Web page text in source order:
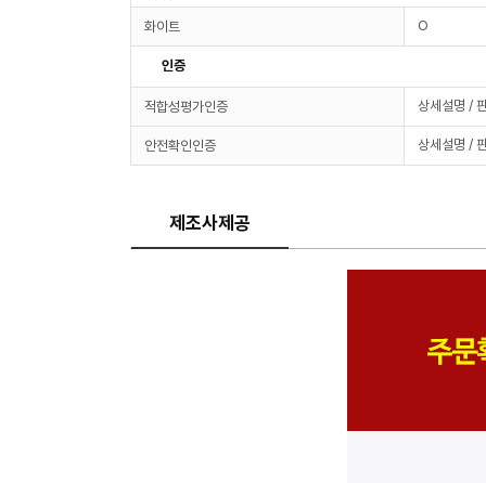
화이트 O
인증
적합성평가인증 상세설명 /
안전확인인증 상세설명 /
제조사제공